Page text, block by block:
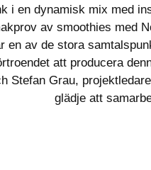
i en dynamisk mix med
av smoothies med
en av de stora
att producera
Stefan Grau,
glädje att